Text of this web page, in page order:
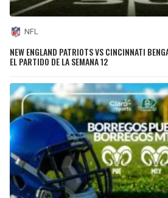
NFL
NEW ENGLAND PATRIOTS VS CINCINNATI
EL PARTIDO DE LA SEMANA 12